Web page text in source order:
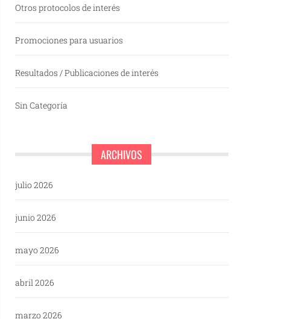
Otros protocolos de interés
Promociones para usuarios
Resultados / Publicaciones de interés
Sin Categoría
ARCHIVOS
julio 2026
junio 2026
mayo 2026
abril 2026
marzo 2026